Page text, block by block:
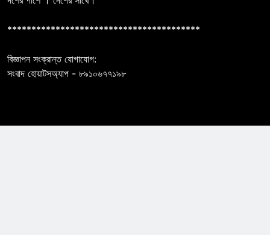
****************************************
বিজ্ঞাপন সংক্রান্ত যোগাযোগ:
সংবাদ হোয়াটসঅ্যাপ - ৮৯১০৬৭৭১৯৮